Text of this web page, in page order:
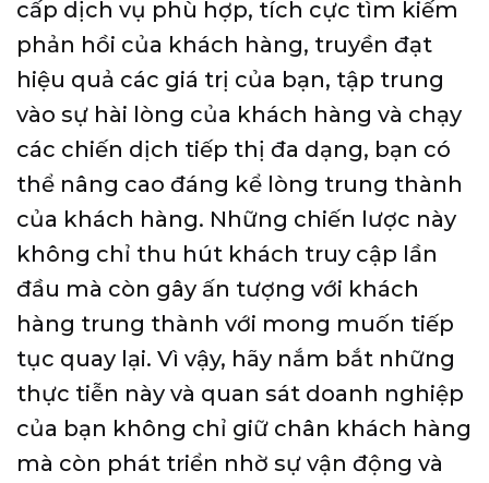
cấp dịch vụ phù hợp, tích cực tìm kiếm
phản hồi của khách hàng, truyền đạt
hiệu quả các giá trị của bạn, tập trung
vào sự hài lòng của khách hàng và chạy
các chiến dịch tiếp thị đa dạng, bạn có
thể nâng cao đáng kể lòng trung thành
của khách hàng. Những chiến lược này
không chỉ thu hút khách truy cập lần
đầu mà còn gây ấn tượng với khách
hàng trung thành với mong muốn tiếp
tục quay lại. Vì vậy, hãy nắm bắt những
thực tiễn này và quan sát doanh nghiệp
của bạn không chỉ giữ chân khách hàng
mà còn phát triển nhờ sự vận động và